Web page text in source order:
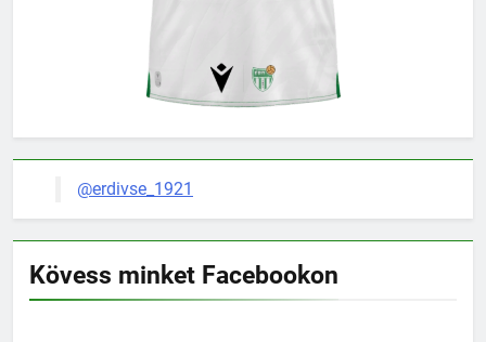
@erdivse_1921
Kövess minket Facebookon